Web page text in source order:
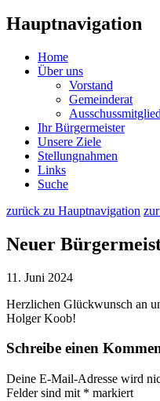
Hauptnavigation
Home
Über uns
Vorstand
Gemeinderat
Ihr Bürgermeister
Unsere Ziele
Stellungnahmen
Links
Suche
zurück zu Hauptnavigation
Neuer
11. Juni 2024
Herzlichen Glückwunsch an
Holger Koob!
Schreibe einen
Deine E-Mail-Adresse wird
Felder sind mit * markiert